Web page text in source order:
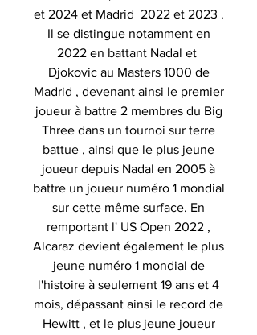
et 2024 et Madrid 2022 et 2023 .
Il se distingue notamment en
2022 en battant Nadal et
Djokovic au Masters 1000 de
Madrid , devenant ainsi le premier
joueur à battre 2 membres du Big
Three dans un tournoi sur terre
battue , ainsi que le plus jeune
joueur depuis Nadal en 2005 à
battre un joueur numéro 1 mondial
sur cette même surface. En
remportant l' US Open 2022 ,
Alcaraz devient également le plus
jeune numéro 1 mondial de
l'histoire à seulement 19 ans et 4
mois, dépassant ainsi le record de
Hewitt , et le plus jeune joueur